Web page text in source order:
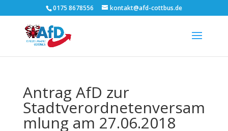
0175 8678556 kontakt@afd-cottbus.de
Antrag AfD zur
Stadtverordnetenversam
mlung am 27.06.2018